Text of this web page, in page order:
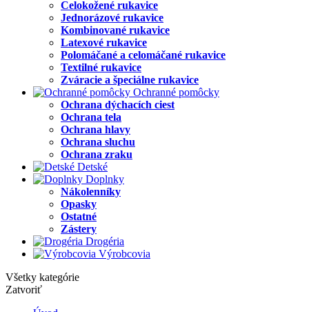
Celokožené rukavice
Jednorázové rukavice
Kombinované rukavice
Latexové rukavice
Polomáčané a celomáčané rukavice
Textilné rukavice
Zváracie a špeciálne rukavice
Ochranné pomôcky
Ochrana dýchacích ciest
Ochrana tela
Ochrana hlavy
Ochrana sluchu
Ochrana zraku
Detské
Doplnky
Nákolenníky
Opasky
Ostatné
Zástery
Drogéria
Výrobcovia
Všetky kategórie
Zatvoriť